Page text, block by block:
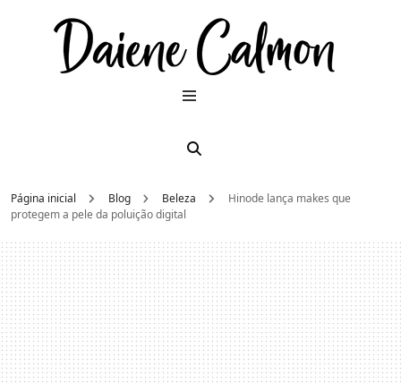
Página inicial Blog Beleza
Hinode lança makes que
protegem a pele da poluição digital